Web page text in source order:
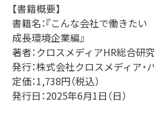
【書籍概要】
書籍名：『こんな会社で働きた
成長環境企業編』
著者：クロスメディアHR総合研
発行：株式会社クロスメディア・
定価：1,738円（税込）
発行日：2025年6月1日（日）